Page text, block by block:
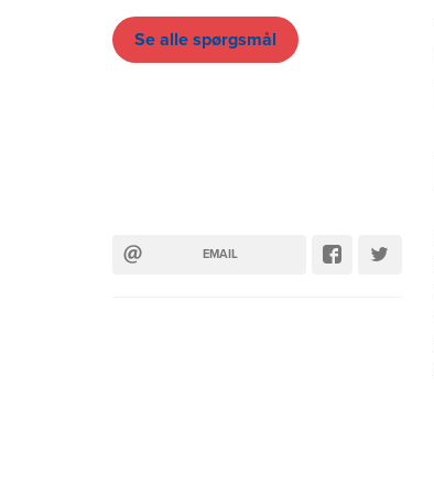
Se alle spørgsmål
EMAIL